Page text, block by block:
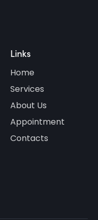
Links
Home
Services
About Us
Appointment
Contacts